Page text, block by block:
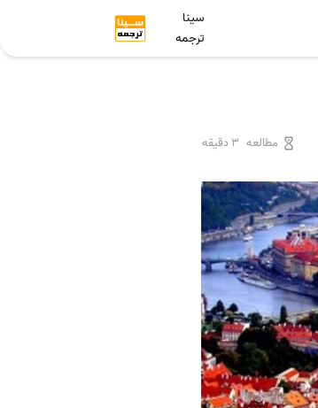
سینا
ترجمه
مطالعه 3 دقیقه